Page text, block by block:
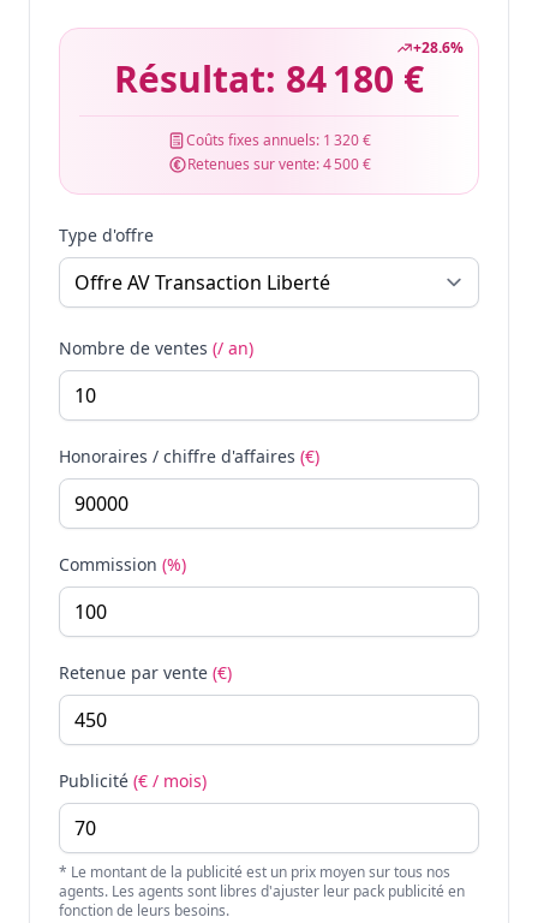
+28.6%
Résultat: 84 180 €
Coûts fixes annuels: 1 320 €
Retenues sur vente:4 500 €
Type d'offre
Nombre de ventes (/ an)
Honoraires / chiffre d'affaires (€)
Commission (%)
Retenue par vente (€)
Publicité (€ / mois)
* Le montant de la publicité est un prix moyen sur tous nos
agents. Les agents sont libres d'ajuster leur pack publicité en
fonction de leurs besoins.